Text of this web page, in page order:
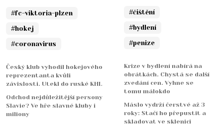
#fc-viktoria-plzen
#hokej
#coronavirus
Český klub vyhodil hokejového
reprezentanta kvůli
závislosti. Utekl do ruské KHL
Odchod nejdůležitější persony
Slavie? Ve hře slavné kluby i
miliony
#čištění
#bydlení
#penize
Krize v bydlení nabírá na
obrátkách. Chystá se další
zvedání cen. Vyhne se
tomu málokdo
Máslo vydrží čerstvé až 3
roky: Stačí ho přepustit a
skladovat ve sklenici